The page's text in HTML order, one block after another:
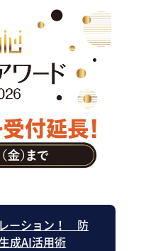
活性化
SDGs
調査・レポート
ーション！ 防
成AI活用術